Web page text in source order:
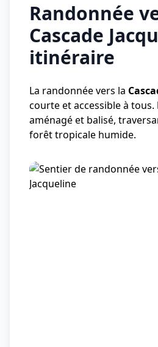
Randonnée
Cascade
itinéraire
La randonnée vers la
courte et accessible à tous.
aménagé et balisé,
forêt tropicale humide.